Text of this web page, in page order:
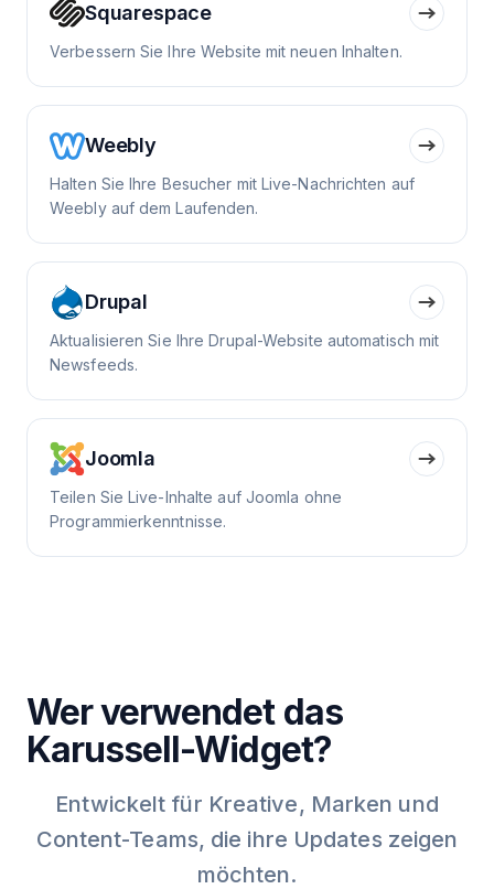
Squarespace
Verbessern Sie Ihre Website mit neuen Inhalten.
Weebly
Halten Sie Ihre Besucher mit Live-Nachrichten auf
Weebly auf dem Laufenden.
Drupal
Aktualisieren Sie Ihre Drupal-Website automatisch mit
Newsfeeds.
Joomla
Teilen Sie Live-Inhalte auf Joomla ohne
Programmierkenntnisse.
Wer verwendet das
Karussell-Widget?
Entwickelt für Kreative, Marken und
Content-Teams, die ihre Updates zeigen
möchten.